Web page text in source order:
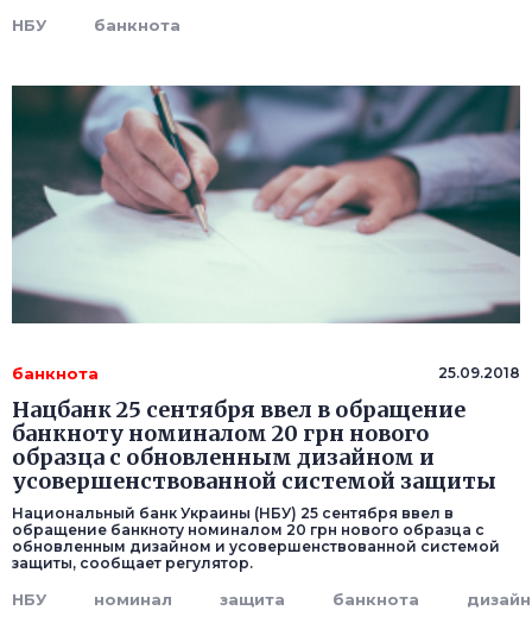
НБУ банкнота
банкнота 25.09.2018
Нацбанк 25 сентября ввел в обращение
банкноту номиналом 20 грн нового
образца с обновленным дизайном и
усовершенствованной системой защиты
Национальный банк Украины (НБУ) 25 сентября ввел в
обращение банкноту номиналом 20 грн нового образца с
обновленным дизайном и усовершенствованной системой
защиты, сообщает регулятор.
НБУ номинал защита банкнота дизайн